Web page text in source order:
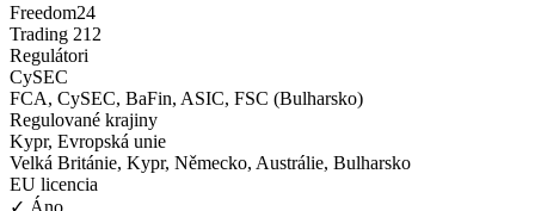
Freedom24
Trading 212
Regulátori
CySEC
FCA, CySEC, BaFin, ASIC, FSC (Bulharsko)
Regulované krajiny
Kypr, Evropská unie
Velká Británie, Kypr, Německo, Austrálie, Bulharsko
EU licencia
✓ Áno